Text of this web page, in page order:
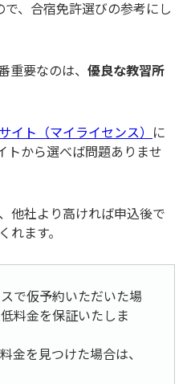
で、合宿免許選びの参考にし
重要なのは、 優良な教習所
イト（マイライセンス） に
トから選べば問題ありませ
他社より高ければ申込後で
ます。
で仮予約いただいた場
料金を保証いたしま
金を見つけた場合は、